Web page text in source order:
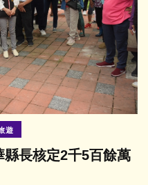
遊
長核定2千5百餘萬